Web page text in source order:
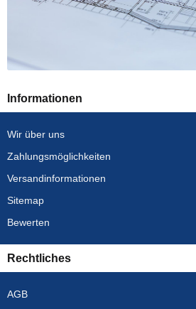
Informationen
Wir über uns
Zahlungsmöglichkeiten
Versandinformationen
Sitemap
Bewerten
Rechtliches
AGB